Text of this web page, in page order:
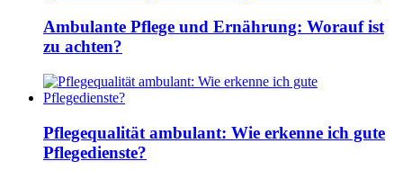
Ambulante Pflege und Ernährung: Worauf ist
zu achten?
Pflegequalität ambulant: Wie erkenne ich gute
Pflegedienste?